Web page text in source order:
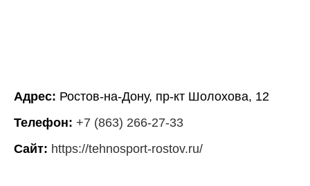
Адрес: Ростов-на-Дону, пр-кт Шолохова, 12
Телефон: +7 (863) 266-27-33
Сайт: https://tehnosport-rostov.ru/